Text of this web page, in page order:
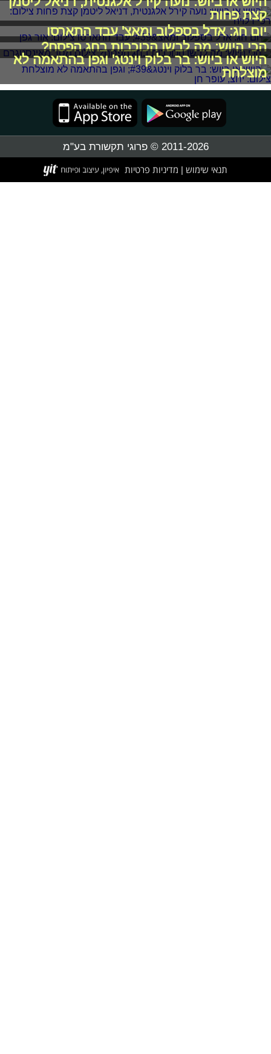
קצת פחות
יום חג: אדל בספלוב ומאצ' עבד התארסו
הכי היוש: מה לבשו הכוכבות בחג הפסח?
היוש או ביוש: בר בלוק וינטג' וגפן בהתאמה לא
מוצלחת
2011-2026 © פרוגי תקשורת בע"מ
תנאי שימוש מדיניות פרטיות